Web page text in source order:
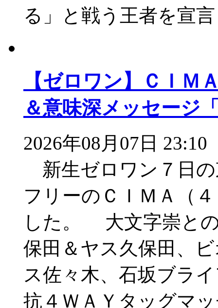
る」と戦う王者を宣
【ゼロワン】ＣＩ
＆意味深メッセージ
2026年08月07日 23:10
新生ゼロワン７日の
フリーのＣＩＭＡ（
した。 大文字崇と
保田＆ヤス久保田、
ス佐々木、石坂ブラ
抗４ＷＡＹタッグマ